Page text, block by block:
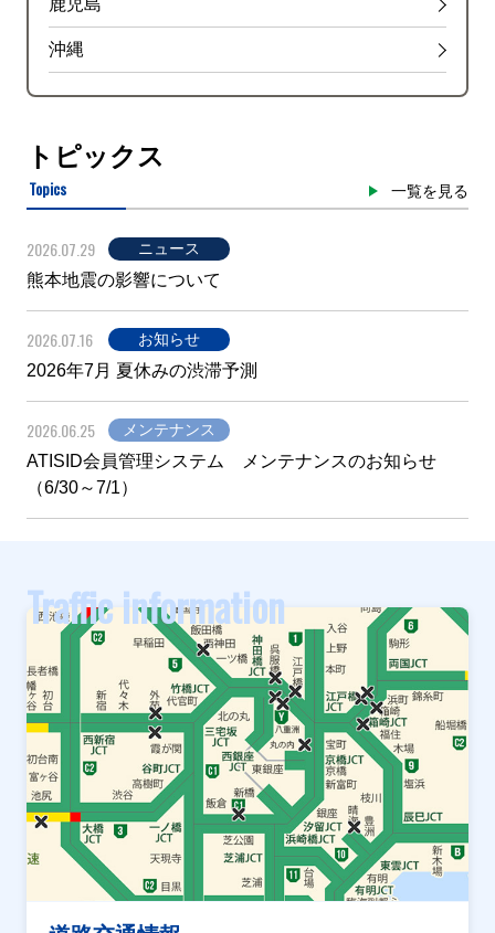
沖縄
トピックス
Topics 一覧を見る
2026.07.29 ニュース
熊本地震の影響について
2026.07.16 お知らせ
2026年7月 夏休みの渋滞予測
2026.06.25 メンテナンス
ATISID会員管理システム メンテナンスのお知らせ
（6/30～7/1）
Traffic information